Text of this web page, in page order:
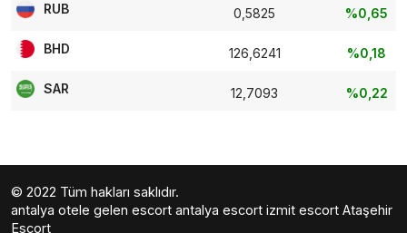
RUB 0,5825 %0,65
BHD 126,6241 %0,18
SAR 12,7093 %0,22
© 2022 Tüm hakları saklıdır.
antalya otele gelen escort antalya escort izmit escort Ataşehir
Escort